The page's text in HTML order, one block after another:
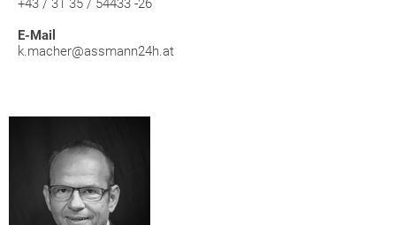
+43 / 31 35 / 54433 -26
E-Mail
k.macher@assmann24h.at